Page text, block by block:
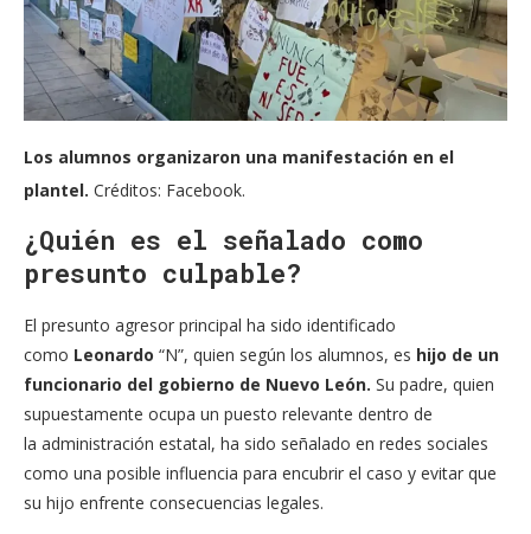
Los alumnos organizaron una manifestación en el
plantel. Créditos: Facebook.
¿Quién es el señalado como
presunto culpable?
El presunto agresor principal ha sido identificado
como Leonardo “N”, quien según los alumnos, es hijo de un
funcionario del gobierno de Nuevo León. Su padre, quien
supuestamente ocupa un puesto relevante dentro de
la administración estatal, ha sido señalado en redes sociales
como una posible influencia para encubrir el caso y evitar que
su hijo enfrente consecuencias legales.